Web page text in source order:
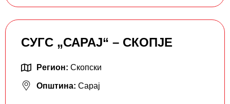
СУГС „САРАЈ“ – СКОПЈЕ
Регион: Скопски
Општина: Сарај